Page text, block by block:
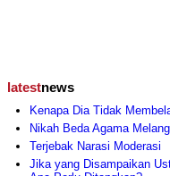
latestnews
Kenapa Dia Tidak
Nikah Beda Agama
Terjebak Narasi Moderasi
Jika yang Disampaikan